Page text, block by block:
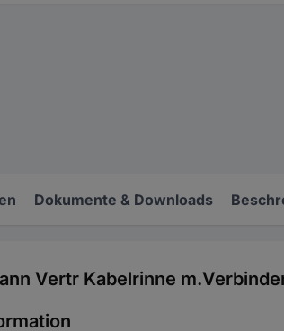
Dokumente & Downloads
Vertr Kabelrinne